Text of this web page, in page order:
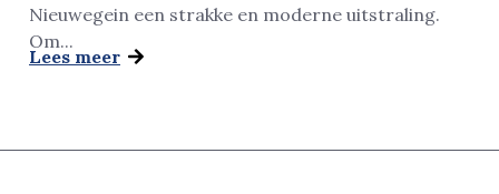
Nieuwegein een strakke en moderne uitstraling.
Om...
Lees meer